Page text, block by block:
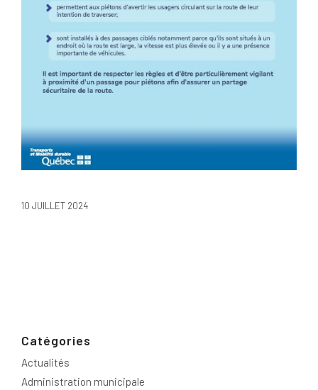
10 JUILLET 2024
Catégories
Actualités
Administration municipale